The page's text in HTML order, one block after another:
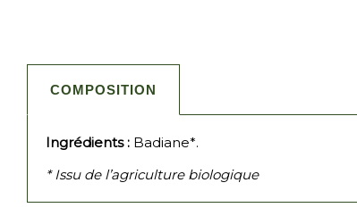
COMPOSITION
Ingrédients : Badiane*.
* Issu de l’agriculture biologique